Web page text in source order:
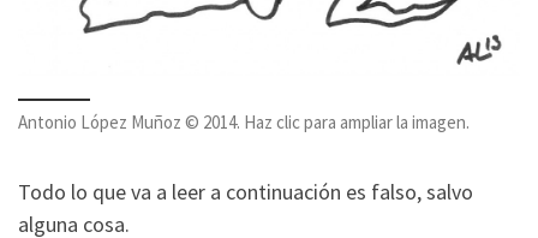
Antonio López Muñoz © 2014. Haz clic para ampliar la imagen.
Todo lo que va a leer a continuación es falso, salvo
alguna cosa.